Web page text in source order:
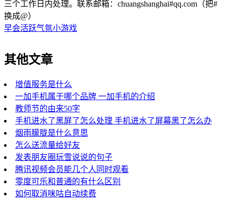
三个工作日内处理。联系邮箱：chuangshanghai#qq.com（把#
换成@）
早会活跃气氛小游戏
其他文章
增值服务是什么
一加手机属于哪个品牌 一加手机的介绍
教师节的由来50字
手机进水了黑屏了怎么处理 手机进水了屏幕黑了怎么办
烟雨朦胧是什么意思
怎么送流量给好友
发表朋友圈玩雪说说的句子
腾讯视频会员能几个人同时观看
零度可乐和普通的有什么区别
如何取消咪咕自动续费